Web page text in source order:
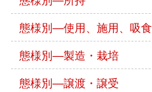
態様別―使用、施用、吸食
態様別―製造・栽培
態様別―譲渡・譲受